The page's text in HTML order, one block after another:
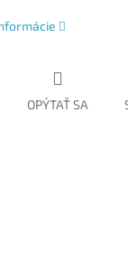
OPÝTAŤ SA